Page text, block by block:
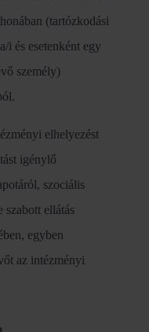
(tartózkodási
i és esetenként egy
személy)
elhelyezést
igénylő
szociális
szabott ellátás
egyben
az intézményi